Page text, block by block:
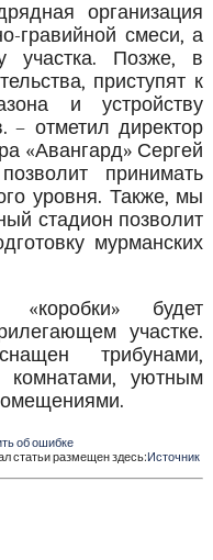
организация
гравийной смеси, а
участка. Позже, в
приступят к
и устройству
отметил директор
«Авангард» Сергей
принимать
уровня. Также, мы
стадион позволит
мурманских
«коробки» будет
участке.
трибунами,
комнатами, уютным
об ошибке
статьи размещен здесь:Источник